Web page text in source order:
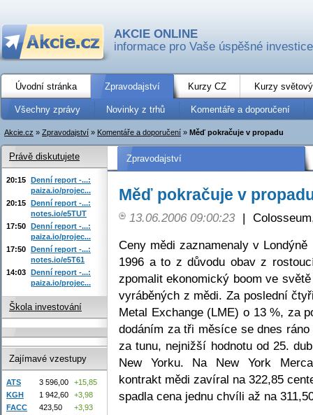
AKCIE ONLINE
informace pro Vaše úspěšné investice
Úvodní stránka Zpravodajství Kurzy CZ Kurzy
Všechny zprávy Novinky z trhů Komentáře a doporučení
Akcie.cz » Zpravodajství » Komentáře a doporučení » Měď pokračuje v propadu
Zpravodajství
Měď pokračuje v
13.06.2006 09:00:23 |
Ceny mědi zaznamenaly v
1996 a to z důvodu obav z
zpomalit ekonomický boom ve
vyráběných z mědi. Za poslední
Metal Exchange (LME) o 13 %, za
dodáním za tři měsíce se dnes
za tunu, nejnižší hodnotu od 25.
New Yorku. Na New York
kontrakt mědi zavíral na 322,85
spadla cena jednu chvíli až na
Právě diskutujete
20:15 Denní report -...:
paiza.io/projec...
20:15 Denní report -...:
notes.io/e5TUT
17:50 Denní report -...:
paiza.io/projec...
17:50 Denní report -...:
notes.io/e5T61
14:03 Denní report -...:
paiza.io/projec...
Škola investování
Zajímavé vzestupy
ATS 3 596,00
+15,85
KGH
1 942,60
+3,98
FACC
423,50
+3,93